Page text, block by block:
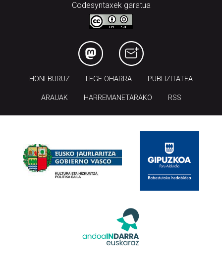
Codesyntaxek garatua
HONI BURUZ LEGE OHARRA PUBLIZITATEA
ARAUAK HARREMANETARAKO RSS